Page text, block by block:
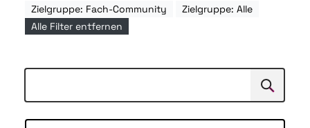
Zielgruppe: Fach-Community
Zielgruppe: Alle
Alle Filter entfernen
Suchen